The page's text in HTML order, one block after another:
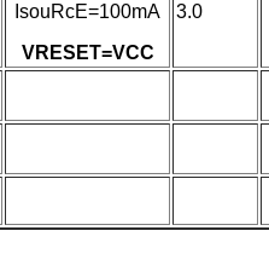
IsouRcE=100mA
VRESET=VCC
3.0